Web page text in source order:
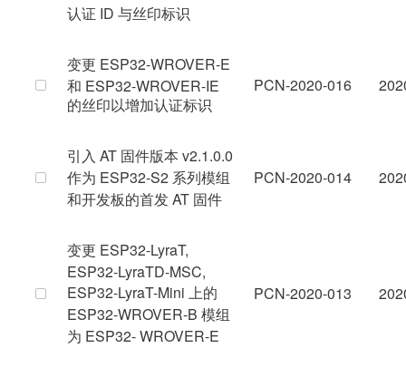
认证 ID 与丝印标识
变更 ESP32-WROVER-E
和 ESP32-WROVER-IE
的丝印以增加认证标识
PCN-2020-016
引入 AT 固件版本 v2.1.0.0
作为 ESP32-S2 系列模组
和开发板的首发 AT 固件
PCN-2020-014
变更 ESP32-LyraT,
ESP32-LyraTD-MSC,
ESP32-LyraT-Mini 上的
ESP32-WROVER-B 模组
为 ESP32- WROVER-E
PCN-2020-013